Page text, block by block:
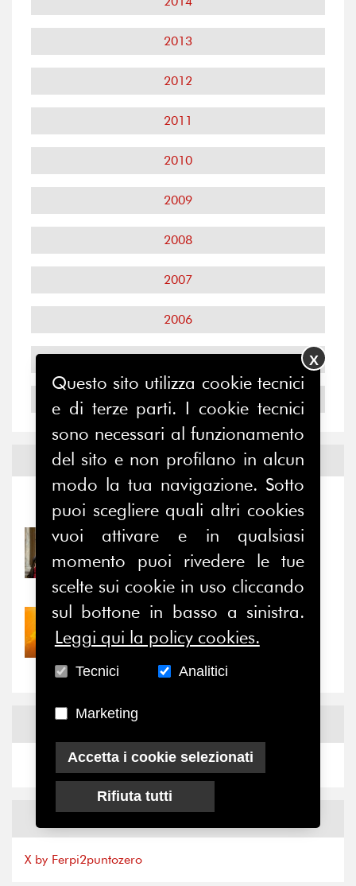
2013
2012
2011
2010
2009
2008
2007
2006
2005
2004
Notizie edEventi
Notizie- Eventi
31/07/2026
Prima della pausa estiva,
il valore di...
30/07/2026
Nove anni dopo la
News
NewsX
X by Ferpi2puntozero
Questo sito utilizza cookie tecnici
e di terze parti. I cookie tecnici
sono necessari al funzionamento
del sito e non profilano in alcun
modo la tua navigazione. Sotto
puoi scegliere quali altri cookies
vuoi attivare e in qualsiasi
momento puoi rivedere le tue
scelte sui cookie in uso cliccando
sul bottone in basso a sinistra.
Leggi qui la policy cookies.
Tecnici Analitici
Marketing
Accetta i cookie selezionati
Rifiuta tutti
X